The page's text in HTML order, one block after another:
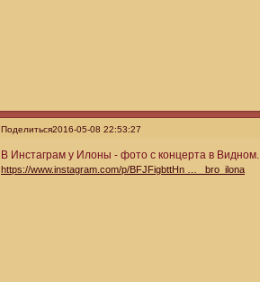
Поделиться2016-05-08 22:53:27
В Инстаграм у Илоны - фото с концерта в Видном.
https://www.instagram.com/p/BFJFigbttHn … _bro_ilona